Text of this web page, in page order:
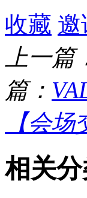
收藏 邀
上一篇
篇：
【会
相关